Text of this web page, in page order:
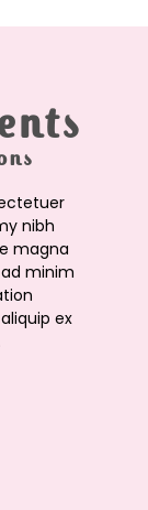
nibh
magna
minim
ex